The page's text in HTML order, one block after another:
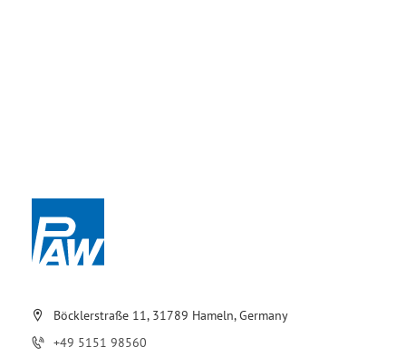
Böcklerstraße 11, 31789 Hameln, Germany
+49 5151 98560